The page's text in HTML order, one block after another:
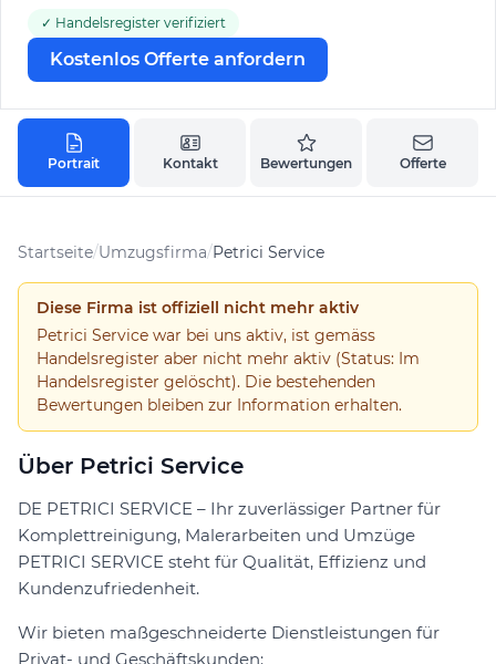
✓ Handelsregister verifiziert
Kostenlos Offerte anfordern
Portrait Kontakt Bewertungen Offerte
Startseite/Umzugsfirma/Petrici Service
Diese Firma ist offiziell nicht mehr aktiv
Petrici Service war bei uns aktiv, ist gemäss
Handelsregister aber nicht mehr aktiv (Status: Im
Handelsregister gelöscht). Die bestehenden
Bewertungen bleiben zur Information erhalten.
Über Petrici Service
DE PETRICI SERVICE – Ihr zuverlässiger Partner für
Komplettreinigung, Malerarbeiten und Umzüge
PETRICI SERVICE steht für Qualität, Effizienz und
Kundenzufriedenheit.
Wir bieten maßgeschneiderte Dienstleistungen für
Privat- und Geschäftskunden: